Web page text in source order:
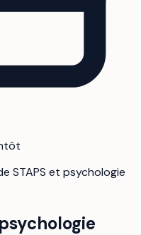
STAPS et psychologie